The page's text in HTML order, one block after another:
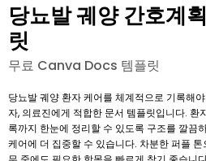
당뇨발 궤양 간호계
릿
무료 Canva Docs 템플릿
당뇨발 궤양 환자 케어를 체계적으로 기록해
자, 의료진에게 적합한 문서 템플릿입니다. 환
록까지 한눈에 정리할 수 있도록 구조를 깔끔
케어에 더 집중할 수 있습니다. 차분한 퍼플